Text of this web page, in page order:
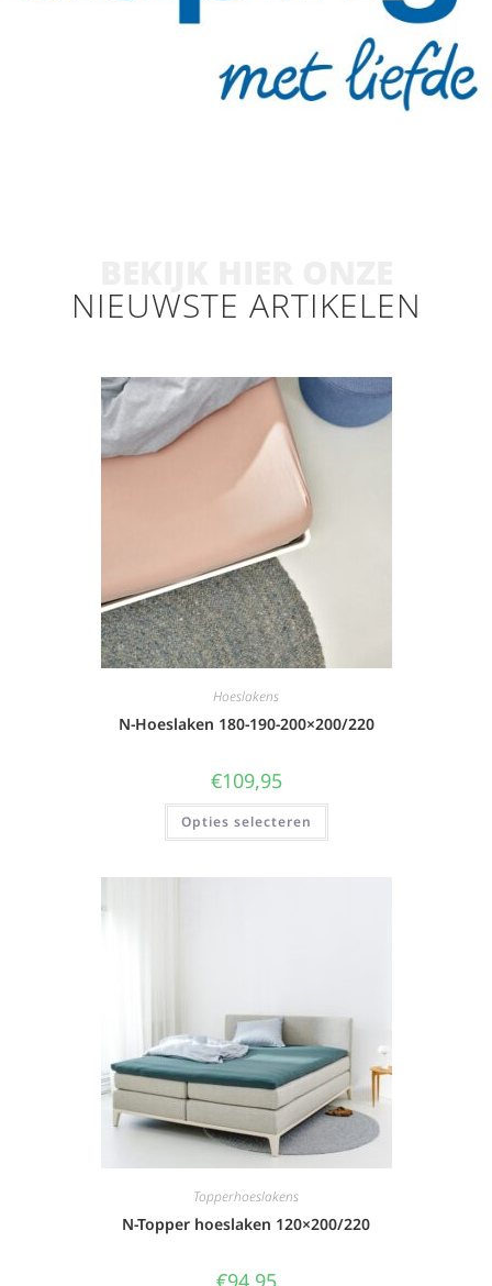
NIEUWSTE ARTIKELEN
Hoeslakens
N-Hoeslaken 180-190-200×200/220
€109,95
Opties selecteren
Topperhoeslakens
N-Topper hoeslaken 120×200/220
€94,95